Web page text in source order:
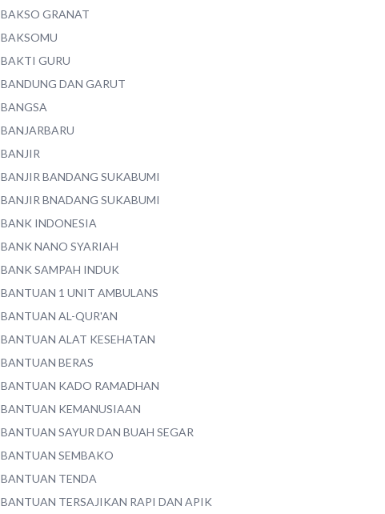
BAKSO GRANAT
BAKSOMU
BAKTI GURU
BANDUNG DAN GARUT
BANGSA
BANJARBARU
BANJIR
BANJIR BANDANG SUKABUMI
BANJIR BNADANG SUKABUMI
BANK INDONESIA
BANK NANO SYARIAH
BANK SAMPAH INDUK
BANTUAN 1 UNIT AMBULANS
BANTUAN AL-QUR'AN
BANTUAN ALAT KESEHATAN
BANTUAN BERAS
BANTUAN KADO RAMADHAN
BANTUAN KEMANUSIAAN
BANTUAN SAYUR DAN BUAH SEGAR
BANTUAN SEMBAKO
BANTUAN TENDA
BANTUAN TERSAJIKAN RAPI DAN APIK